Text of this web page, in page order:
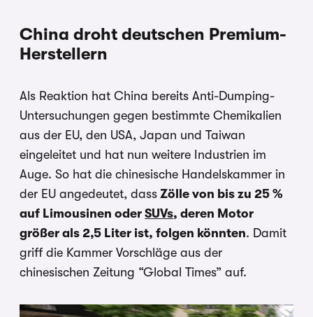
China droht deutschen Premium-
Herstellern
Als Reaktion hat China bereits Anti-Dumping-
Untersuchungen gegen bestimmte Chemikalien
aus der EU, den USA, Japan und Taiwan
eingeleitet und hat nun weitere Industrien im
Auge. So hat die chinesische Handelskammer in
der EU angedeutet, dass Zölle von bis zu 25 %
auf Limousinen oder SUVs, deren Motor
größer als 2,5 Liter ist, folgen könnten. Damit
griff die Kammer Vorschläge aus der
chinesischen Zeitung “Global Times” auf.